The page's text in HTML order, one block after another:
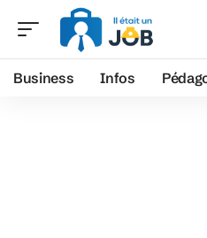
Business Infos